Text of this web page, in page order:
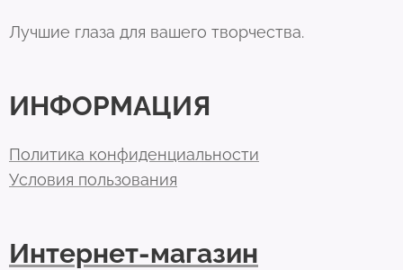
Лучшие глаза для вашего творчества.
ИНФОРМАЦИЯ
Политика конфиденциальности
Условия пользования
Интернет-магазин